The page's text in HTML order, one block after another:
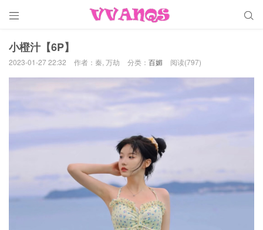
 
小橙汁【6P】
2023-01-27 22:32 作者：秦, 万劫 分类： 百媚 阅读(797)